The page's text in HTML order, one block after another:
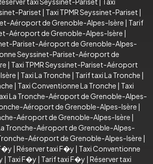
Pariset | Taxi TPMR Seyssinet-Pariset |
Aéroport de Grenoble-Alpes-Isère | Tarif
Aéroport de Grenoble-Alpes-Isère |
Pariset-Aéroport de Grenoble-Alpes-
Seyssinet-Pariset-Aéroport de
| Taxi TPMR Seyssinet-Pariset-Aéroport
| Taxi La Tronche | Tarif taxi La Tronche |
| Taxi Conventionne La Tronche | Taxi
La Tronche-Aéroport de Grenoble-Alpes-
Aéroport de Grenoble-Alpes-Isère |
Aéroport de Grenoble-Alpes-Isère |
Tronche-Aéroport de Grenoble-Alpes-
Tronche-Aéroport de Grenoble-Alpes-Isère |
| Réserver taxi F�y | Taxi Conventionne
| Taxi F�y | Tarif taxi F�y | Réserver taxi